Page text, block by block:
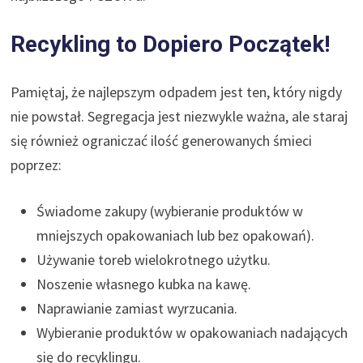
Recykling to Dopiero Początek!
Pamiętaj, że najlepszym odpadem jest ten, który nigdy
nie powstał. Segregacja jest niezwykle ważna, ale staraj
się również ograniczać ilość generowanych śmieci
poprzez:
Świadome zakupy (wybieranie produktów w
mniejszych opakowaniach lub bez opakowań).
Używanie toreb wielokrotnego użytku.
Noszenie własnego kubka na kawę.
Naprawianie zamiast wyrzucania.
Wybieranie produktów w opakowaniach nadających
się do recyklingu.